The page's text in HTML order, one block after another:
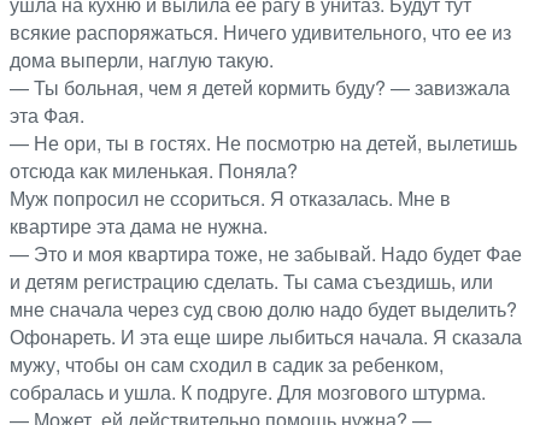
всякие распоряжаться. Ничего удивительного, что ее из
дома выперли, наглую такую.
— Ты больная, чем я детей кормить буду? — завизжала
эта Фая.
— Не ори, ты в гостях. Не посмотрю на детей, вылетишь
отсюда как миленькая. Поняла?
Муж попросил не ссориться. Я отказалась. Мне в
квартире эта дама не нужна.
— Это и моя квартира тоже, не забывай. Надо будет Фае
и детям регистрацию сделать. Ты сама съездишь, или
мне сначала через суд свою долю надо будет выделить?
Офонареть. И эта еще шире лыбиться начала. Я сказала
мужу, чтобы он сам сходил в садик за ребенком,
собралась и ушла. К подруге. Для мозгового штурма.
— Может, ей действительно помощь нужна? —